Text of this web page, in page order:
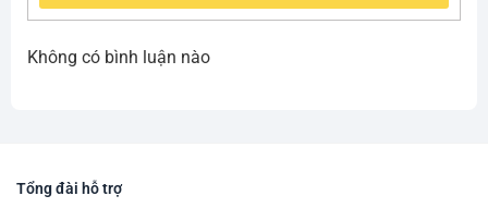
Không có bình luận nào
Tổng đài hỗ trợ